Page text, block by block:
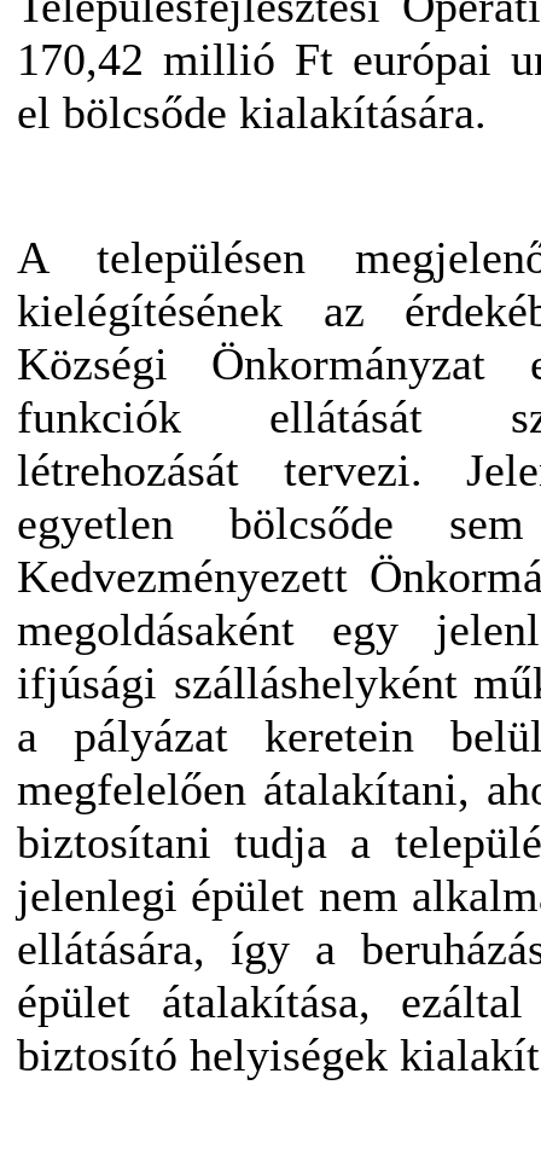
170,42 millió Ft európai
el bölcsőde kialakítására.
A településen
kielégítésének az
Községi
funkciók ellátását
létrehozását tervezi.
egyetlen bölcsőde
Kedvezményezett
megoldásaként egy
ifjúsági szálláshelyként
a pályázat keretein
megfelelően átalakítani,
biztosítani tudja a
jelenlegi épület nem
ellátására, így a
épület átalakítása,
biztosító helyiségek